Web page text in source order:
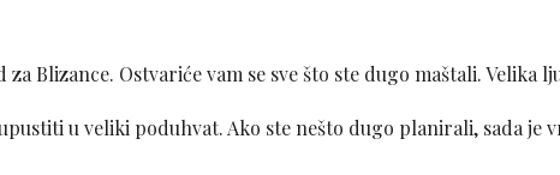
Blizance. Ostvariće vam se sve što ste dugo maštali. Velika
u veliki poduhvat. Ako ste nešto dugo planirali, sada je